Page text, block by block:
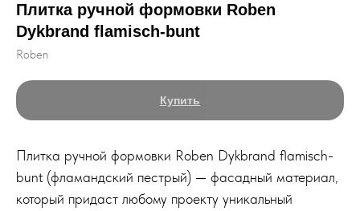
Плитка ручной формовки Roben
Dykbrand flamisch-bunt
Roben
Купить
Плитка ручной формовки Roben Dykbrand flamisch-
bunt (фламандский пестрый) — фасадный материал,
который придаст любому проекту уникальный